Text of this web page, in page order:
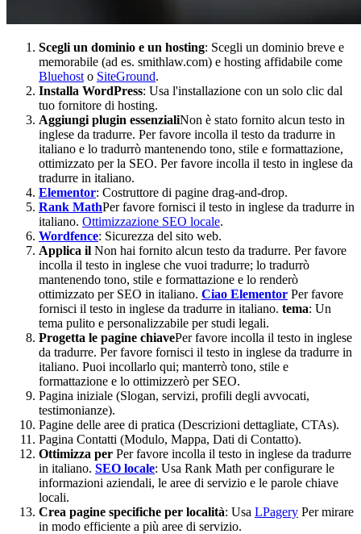
Scegli un dominio e un hosting: Scegli un dominio breve e
memorabile (ad es. smithlaw.com) e hosting affidabile come
Bluehost o SiteGround.
Installa WordPress: Usa l'installazione con un solo clic dal
tuo fornitore di hosting.
Aggiungi plugin essenzialiNon è stato fornito alcun testo in
inglese da tradurre. Per favore incolla il testo da tradurre in
italiano e lo tradurrò mantenendo tono, stile e formattazione,
ottimizzato per la SEO. Per favore incolla il testo in inglese da
tradurre in italiano.
Elementor: Costruttore di pagine drag-and-drop.
Rank MathPer favore fornisci il testo in inglese da tradurre in
italiano. Ottimizzazione SEO locale.
Wordfence: Sicurezza del sito web.
Applica il Non hai fornito alcun testo da tradurre. Per favore
incolla il testo in inglese che vuoi tradurre; lo tradurrò
mantenendo tono, stile e formattazione e lo renderò
ottimizzato per SEO in italiano. Ciao Elementor Per favore
fornisci il testo in inglese da tradurre in italiano. tema: Un
tema pulito e personalizzabile per studi legali.
Progetta le pagine chiavePer favore incolla il testo in inglese
da tradurre. Per favore fornisci il testo in inglese da tradurre in
italiano. Puoi incollarlo qui; manterrò tono, stile e
formattazione e lo ottimizzerò per SEO.
Pagina iniziale (Slogan, servizi, profili degli avvocati,
testimonianze).
Pagine delle aree di pratica (Descrizioni dettagliate, CTAs).
Pagina Contatti (Modulo, Mappa, Dati di Contatto).
Ottimizza per Per favore incolla il testo in inglese da tradurre
in italiano. SEO locale: Usa Rank Math per configurare le
informazioni aziendali, le aree di servizio e le parole chiave
locali.
Crea pagine specifiche per località: Usa LPagery Per mirare
in modo efficiente a più aree di servizio.